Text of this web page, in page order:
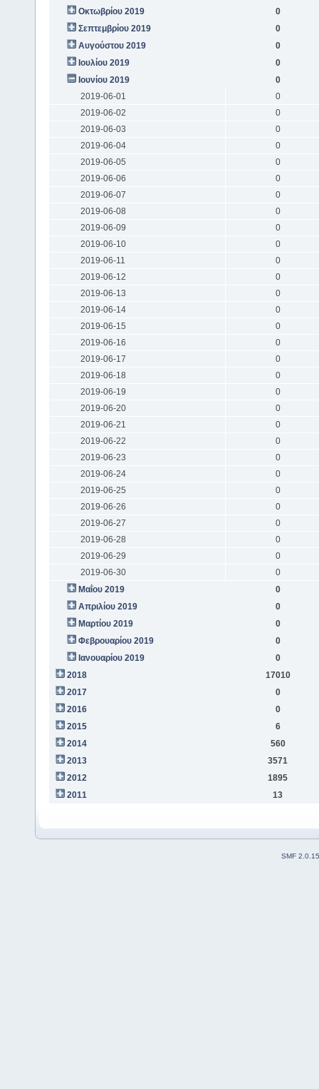
Οκτωβρίου 2019
0
Σεπτεμβρίου 2019
0
Αυγούστου 2019
0
Ιουλίου 2019
0
Ιουνίου 2019
0
2019-06-01
0
2019-06-02
0
2019-06-03
0
2019-06-04
0
2019-06-05
0
2019-06-06
0
2019-06-07
0
2019-06-08
0
2019-06-09
0
2019-06-10
0
2019-06-11
0
2019-06-12
0
2019-06-13
0
2019-06-14
0
2019-06-15
0
2019-06-16
0
2019-06-17
0
2019-06-18
0
2019-06-19
0
2019-06-20
0
2019-06-21
0
2019-06-22
0
2019-06-23
0
2019-06-24
0
2019-06-25
0
2019-06-26
0
2019-06-27
0
2019-06-28
0
2019-06-29
0
2019-06-30
0
Μαΐου 2019
0
Απριλίου 2019
0
Μαρτίου 2019
0
Φεβρουαρίου 2019
0
Ιανουαρίου 2019
0
2018
17010
2017
0
2016
0
2015
6
2014
560
2013
3571
2012
1895
2011
13
SMF 2.0.15